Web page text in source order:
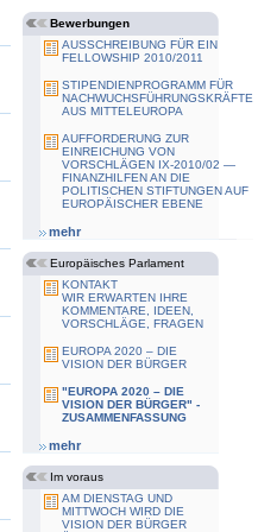
Bewerbungen
AUSSCHREIBUNG FÜR EIN
FELLOWSHIP 2010/2011
STIPENDIENPROGRAMM FÜR
NACHWUCHSFÜHRUNGSKRÄFTE
AUS MITTELEUROPA
AUFFORDERUNG ZUR
EINREICHUNG VON
VORSCHLÄGEN IX-2010/02 —
FINANZHILFEN AN DIE
POLITISCHEN STIFTUNGEN AUF
EUROPÄISCHER EBENE
mehr
Europäisches Parlament
KONTAKT
WIR ERWARTEN IHRE
KOMMENTARE, IDEEN,
VORSCHLÄGE, FRAGEN
EUROPA 2020 – DIE
VISION DER BÜRGER
"EUROPA 2020 – DIE
VISION DER BÜRGER" -
ZUSAMMENFASSUNG
mehr
Im voraus
AM DIENSTAG UND
MITTWOCH WIRD DIE
VISION DER BÜRGER